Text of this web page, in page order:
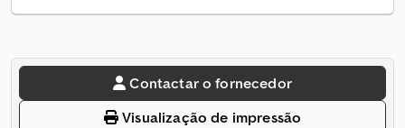
Contactar o fornecedor
Visualização de impressão